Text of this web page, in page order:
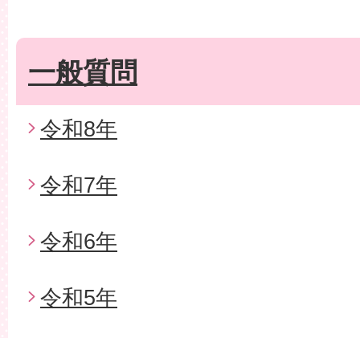
一般質問
令和8年
令和7年
令和6年
令和5年